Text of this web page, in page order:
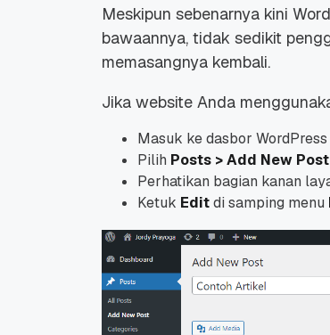
Promo Ramadan 2026:
Diskon Domain dan
20
Meskipun sebenarnya kini
bawaannya, tidak sedikit
memasangnya kembali.
Jika website Anda
Masuk ke dasbor
Pilih Posts > Add New
Perhatikan bagian kanan
Ketuk Editdi samping menu